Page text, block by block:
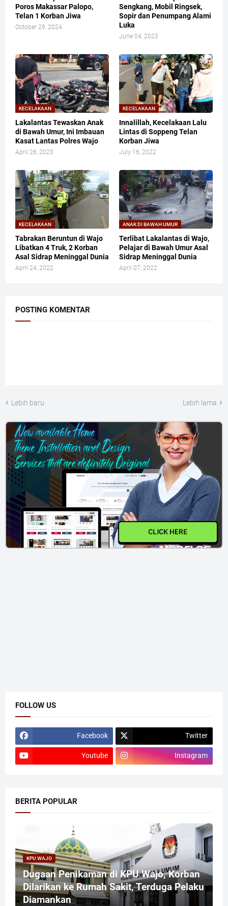
Poros Makassar Palopo,
Telan 1 Korban Jiwa
October 29, 2024
Sengkang, Mobil Ringsek,
Sopir dan Penumpang Alami
Luka
June 04, 2023
KECELAKAAN
Lakalantas Tewaskan Anak
di Bawah Umur, Ini Imbauan
Kasat Lantas Polres Wajo
April 26, 2023
KECELAKAAN
Innalillah, Kecelakaan Lalu
Lintas di Soppeng Telan
Korban Jiwa
July 16, 2022
KECELAKAAN
Tabrakan Beruntun di Wajo
Libatkan 4 Truk, 2 Korban
Asal Sidrap Meninggal Dunia
April 24, 2022
ANAK DI BAWAH UMUR
Terlibat Lakalantas di Wajo,
Pelajar di Bawah Umur Asal
Sidrap Meninggal Dunia
April 07, 2022
POSTING KOMENTAR
Lebih baru Lebih lama
CLICK HERE
FOLLOW US
Facebook Twitter
Youtube Instagram
BERITA POPULAR
KPU WAJO
Dugaan Penikaman di KPU Wajo, Korban
Dilarikan ke Rumah Sakit, Terduga Pelaku
Diamankan